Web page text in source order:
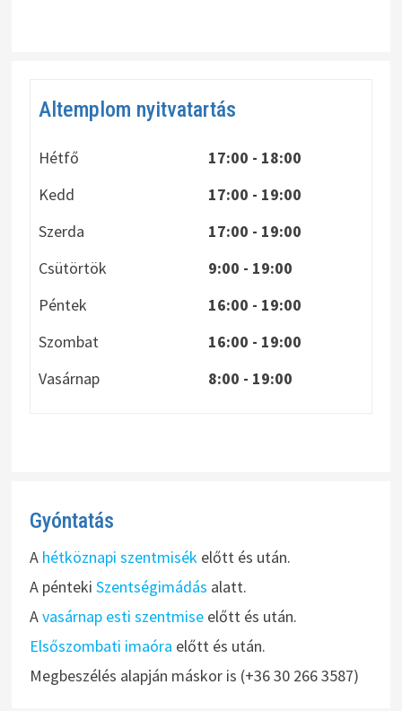
Altemplom nyitvatartás
Hétfő
17:00 - 18:00
Kedd
17:00 - 19:00
Szerda
17:00 - 19:00
Csütörtök
9:00 - 19:00
Péntek
16:00 - 19:00
Szombat
16:00 - 19:00
Vasárnap
8:00 - 19:00
Gyóntatás
A hétköznapi szentmisék előtt és után.
A pénteki Szentségimádás alatt.
Avasárnap esti szentmiseelőtt és után.
Elsőszombati imaóra előtt és után.
Megbeszélés alapján máskor is (+36 30 266 3587)